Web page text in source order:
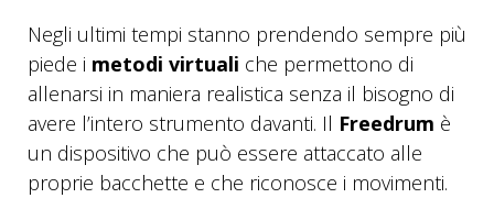
Negli ultimi tempi stanno prendendo sempre più
piede i metodi virtuali che permettono di
allenarsi in maniera realistica senza il bisogno di
avere l’intero strumento davanti. Il Freedrum è
un dispositivo che può essere attaccato alle
proprie bacchette e che riconosce i movimenti.